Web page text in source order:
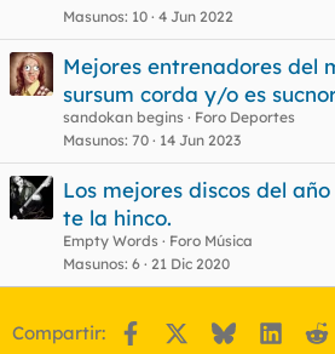
Masunos 10 4 Jun 2022
Mejores entrenadores del
sursum corda y/o es
sandokan begins
Foro Deportes
Masunos 70 14 Jun 2023
Los mejores discos del
te la hinco.
Empty Words
Foro Música
Masunos 6 21 Dic 2020
Compartir: Facebook Bluesky